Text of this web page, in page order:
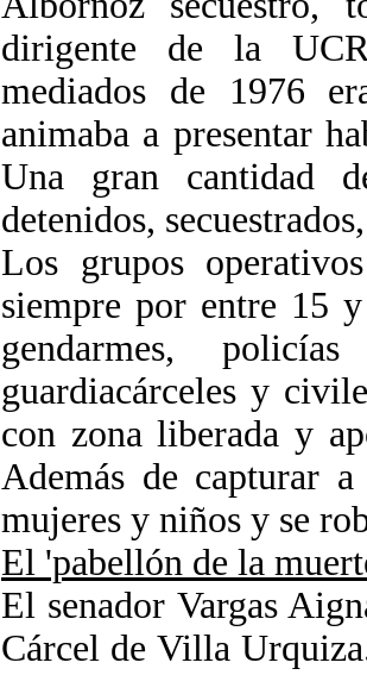
dirigente de la
mediados de 1976
animaba a presentar
Una gran cantidad
detenidos,
Los grupos
siempre por entre 15
gendarmes,
guardiacárceles y
con zona liberada y
Además de capturar
mujeres y niños y se
El 'pabellón de la
El senador Vargas
Cárcel de Villa